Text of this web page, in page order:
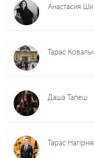
Анастасия
Тарас
Даша Тапеш
Тарас